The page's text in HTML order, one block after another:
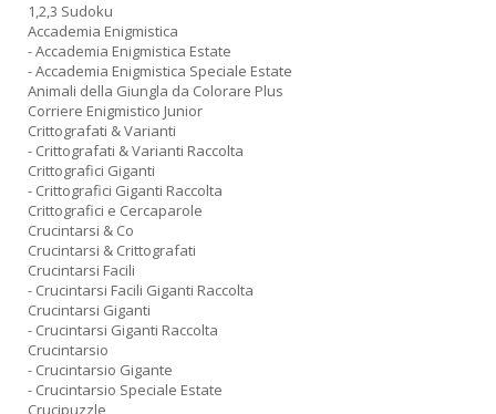
1,2,3 Sudoku
Accademia Enigmistica
- Accademia Enigmistica Estate
- Accademia Enigmistica Speciale Estate
Animali della Giungla da Colorare Plus
Corriere Enigmistico Junior
Crittografati & Varianti
- Crittografati & Varianti Raccolta
Crittografici Giganti
- Crittografici Giganti Raccolta
Crittografici e Cercaparole
Crucintarsi & Co
Crucintarsi & Crittografati
Crucintarsi Facili
- Crucintarsi Facili Giganti Raccolta
Crucintarsi Giganti
- Crucintarsi Giganti Raccolta
Crucintarsio
- Crucintarsio Gigante
- Crucintarsio Speciale Estate
Crucipuzzle